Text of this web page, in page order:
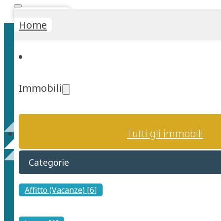
Home
Immobili
Tutti gli immobili
Categorie
Affitto (Vacanze) [6]
San Basilio
Da San Basilio si ha accesso diretto per escursioni